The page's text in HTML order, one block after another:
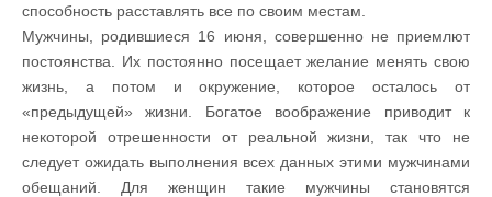
способность расставлять все по своим местам.
Мужчины, родившиеся 16 июня, совершенно не приемлют
постоянства. Их постоянно посещает желание менять свою
жизнь, а потом и окружение, которое осталось от
«предыдущей» жизни. Богатое воображение приводит к
некоторой отрешенности от реальной жизни, так что не
следует ожидать выполнения всех данных этими мужчинами
обещаний. Для женщин такие мужчины становятся